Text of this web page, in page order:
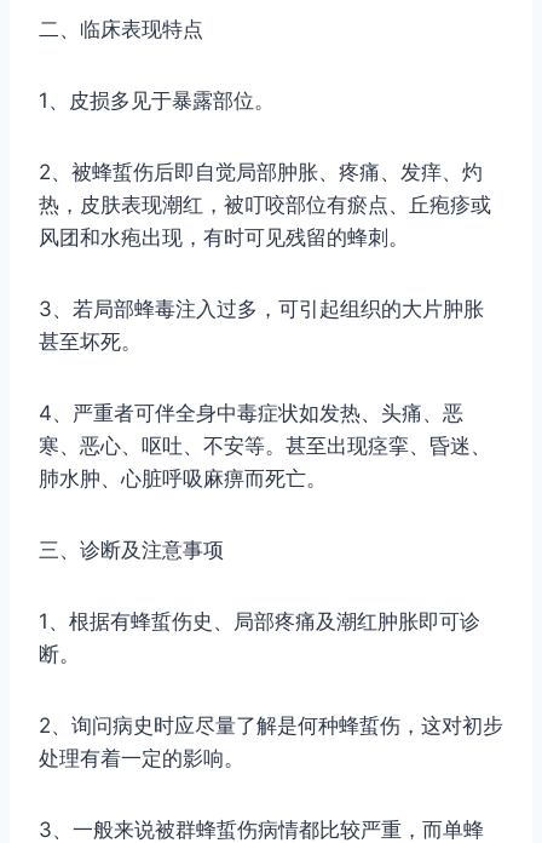
二、临床表现特点
1 、皮损多见于暴露部位。
2、被蜂蜇伤后即自觉局部肿胀、疼痛、发痒、灼
热，皮肤表现潮红，被叮咬部位有瘀点、丘疱疹或
风团和水疱出现，有时可见残留的蜂刺。
3、若局部蜂毒注入过多，可引起组织的大片肿胀
甚至坏死。
4、严重者可伴全身中毒症状如发热、头痛、恶
寒、恶心、呕吐、不安等。甚至出现痉挛、昏迷、
肺水肿、心脏呼吸麻痹而死亡。
三、诊断及注意事项
1 、根据有蜂蜇伤史、局部疼痛及潮红肿胀即可诊
断。
2、询问病史时应尽量了解是何种蜂蜇伤，这对初步
处理有着一定的影响。
3、一般来说被群蜂蜇伤病情都比较严重，而单蜂